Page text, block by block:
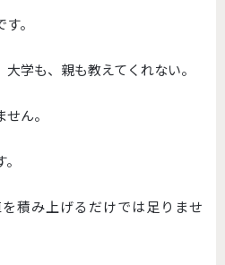
。
学も、親も教えてくれない。
ん。
積み上げるだけでは足りませ